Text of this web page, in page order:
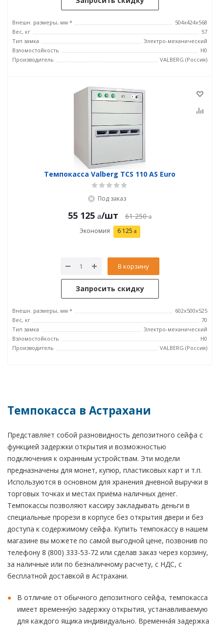
Внешн. размеры, мм *
504x424x568
Вес, кг
57
Тип замка
Электро-механический
Взломостойкость
H0
Производитель
VALBERG (Россия)
Темпокасса Valberg TCS 110 AS Euro
Под заказ
55 125 /шт 61 250
Экономия 6 125
В корзину
Запросить скидку
Внешн. размеры, мм *
602x500x525
Вес, кг
70
Тип замка
Электро-механический
Взломостойкость
H0
Производитель
VALBERG (Россия)
Темпокасса в Астрахани
Представляет собой разновидность депозитного сейфа с
функцией задержки открытия и возможностью
подключения к охранным устройствам. Эти модели
предназначены для монет, купюр, пластиковых карт и т.п.
Используются в основном для хранения дневной выручки в
торговых точках и местах приёма наличных денег.
Темпокассы позволяют кассиру закладывать деньги в
специальные прорези в корпусе без открытия двери и без
доступа к содержимому сейфа. Купить темпокассу в нашем
магазине вы можете по самой выгодной цене, позвонив по
телефону 8 (800) 333-53-72 или сделав заказ через корзину,
за наличные или по безналичному расчету, с НДС, с
бесплатной доставкой в Астрахани.
В отличие от обычного депозитного сейфа, темпокасса
имеет временну́ю задержку открытия, устанавливаемую
для каждого ящика индивидуально. Временна́я задержка